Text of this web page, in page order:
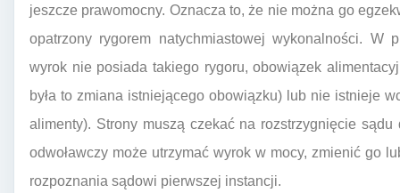
jeszcze prawomocny. Oznacza to, że nie można go
opatrzony rygorem natychmiastowej wykonalności. W
wyrok nie posiada takiego rygoru, obowiązek
była to zmiana istniejącego obowiązku) lub nie istnieje
alimenty). Strony muszą czekać na rozstrzygnięcie
odwoławczy może utrzymać wyrok w mocy, zmienić go
rozpoznania sądowi pierwszej instancji.